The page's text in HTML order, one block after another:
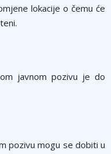
lokacije o čemu će
javnom pozivu je do
pozivu mogu se dobiti u